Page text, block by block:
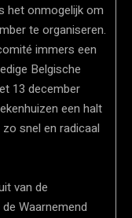
het onmogelijk om
te organiseren.
immers een
Belgische
13 december
een halt
snel en radicaal
van de
Waarnemend